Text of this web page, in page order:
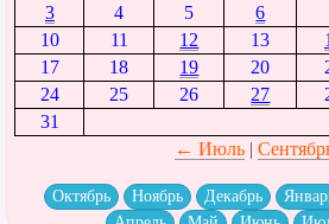
3
4 5 6
10
11 12 13
17
18 19 20
24
25 26 27
31
← Июль|
Октябрь Ноябрь Декабрь